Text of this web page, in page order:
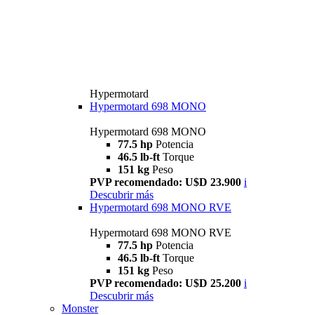
Hypermotard
Hypermotard 698 MONO
Hypermotard 698 MONO
77.5 hp Potencia
46.5 lb-ft Torque
151 kg Peso
PVP recomendado: U$D 23.900 i
Descubrir más
Hypermotard 698 MONO RVE
Hypermotard 698 MONO RVE
77.5 hp Potencia
46.5 lb-ft Torque
151 kg Peso
PVP recomendado: U$D 25.200 i
Descubrir más
Monster